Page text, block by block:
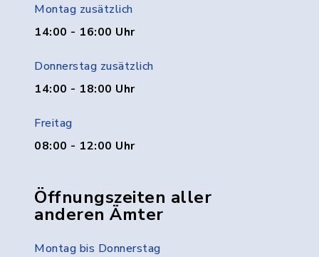
Montag zusätzlich
14:00 - 16:00 Uhr
Donnerstag zusätzlich
14:00 - 18:00 Uhr
Freitag
08:00 - 12:00 Uhr
Öffnungszeiten aller
anderen Ämter
Montag bis Donnerstag